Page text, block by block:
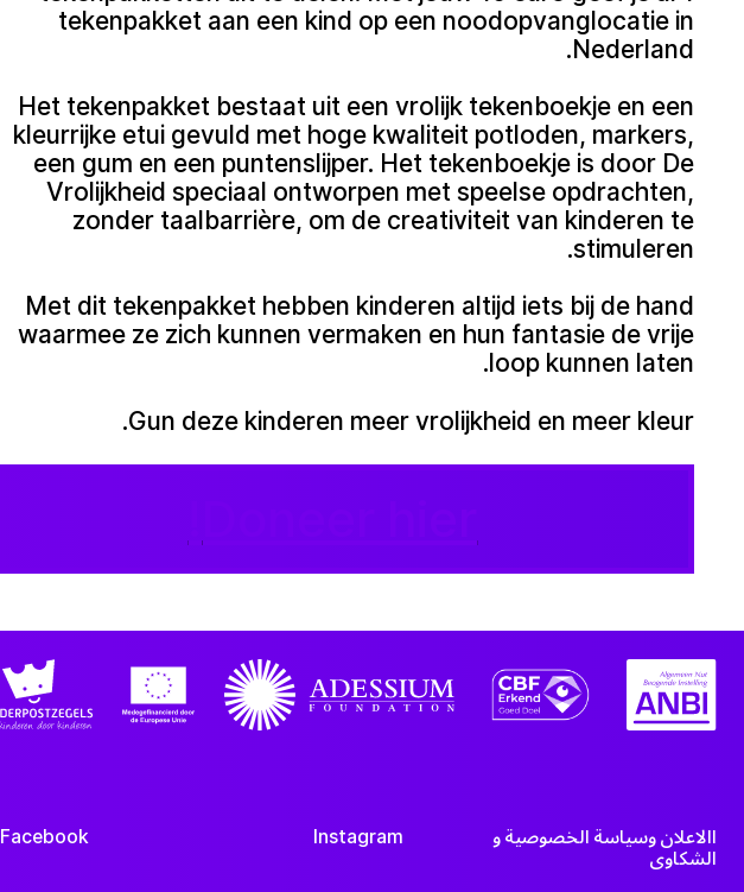
tekenpakket aan een kind op een noodopvanglocatie in
Nederland.
Het tekenpakket bestaat uit een vrolijk tekenboekje en een
kleurrijke etui gevuld met hoge kwaliteit potloden, markers,
een gum en een puntenslijper. Het tekenboekje is door De
Vrolijkheid speciaal ontworpen met speelse opdrachten,
zonder taalbarrière, om de creativiteit van kinderen te
stimuleren.
Met dit tekenpakket hebben kinderen altijd iets bij de hand
waarmee ze zich kunnen vermaken en hun fantasie de vrije
loop kunnen laten.
Gun deze kinderen meer vrolijkheid en meer kleur.
االاعلان وسياسة الخصوصية و
الشكاوي
Instagram
Facebook